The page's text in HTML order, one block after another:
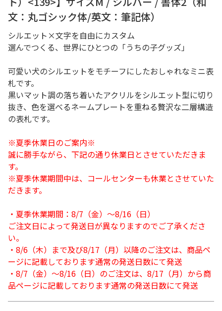
文：丸ゴシック体/英文：筆記体）
シルエット×文字を自由にカスタム
選んでつくる、世界にひとつの「うちの子グッズ」
可愛い犬のシルエットをモチーフにしたおしゃれなミニ表
札です。
黒いマット調の落ち着いたアクリルをシルエット型に切り
抜き、色を選べるネームプレートを重ねる贅沢な二層構造
の表札です。
※夏季休業日のご案内※
誠に勝手ながら、下記の通り休業日とさせていただきま
す。
※夏季休業期間中は、コールセンターも休業とさせていた
だきます。
・夏季休業期間：8/7（金）～8/16（日）
ご注文日によって発送日が異なりますのでご了承くださ
い。
・8/6（木）まで及び8/17（月）以降のご注文は、商品ペ
ージに記載しております通常の発送日数にて発送
・8/7（金）～8/16（日）のご注文は、8/17（月）から商
品ページに記載しております通常の発送日数にて発送